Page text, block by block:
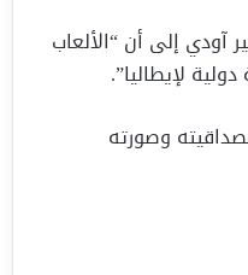
آودي إلى أن “الألعاب
لإيطاليا”.
وصورته